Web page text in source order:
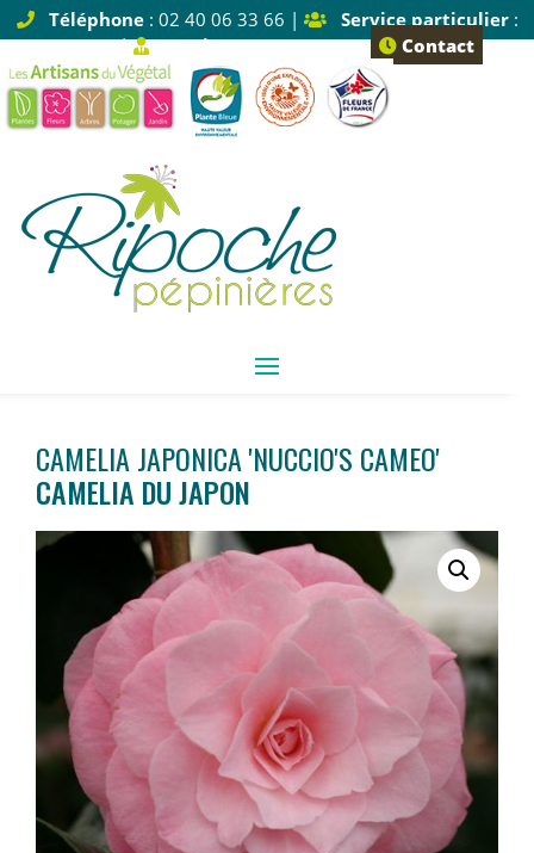
Téléphone: 02 40 06 33 66 | Service particulier:
Tapez 1 |
Service pro: Tapez 2 Contact
CAMELIA JAPONICA 'NUCCIO'S CAMEO'
CAMELIA DU JAPON